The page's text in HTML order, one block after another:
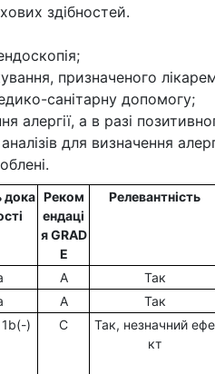
здібностей.
призначеного
санітарну допомогу;
алергії, а в разі
для визначення
дока Реком
ендаці
я GRAD
E
Релевантність
A
Так
A
Так
) C
Так, незначний ефе
кт